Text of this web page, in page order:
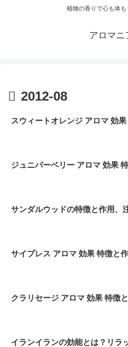
植物の香りで心も体も
アロマニ
2012-08
スウィートオレンジ アロマ 効
ジュニパーベリー アロマ 効果
サンダルウッドの特徴と作用、
サイプレス アロマ 効果 特徴と
クラリセージ アロマ 効果 特徴
イランイランの効能とは？リラ